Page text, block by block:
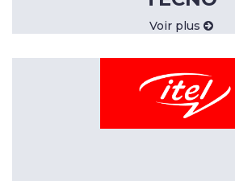
Voir plus